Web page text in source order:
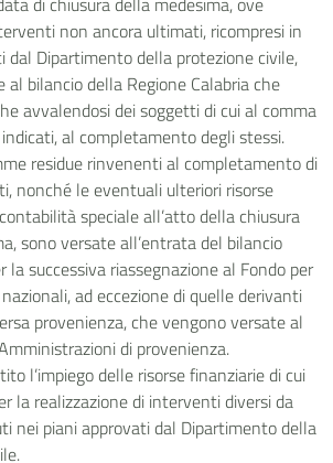
non ancora ultimati, ricompresi in
dal Dipartimento della protezione civile,
bilancio della Regione Calabria che
avvalendosi dei soggetti di cui al comma
al completamento degli stessi.
residue rinvenenti al completamento di
nonché le eventuali ulteriori risorse
speciale all’atto della chiusura
sono versate all’entrata del bilancio
la successiva riassegnazione al Fondo per
ad eccezione di quelle derivanti
provenienza, che vengono versate al
di provenienza.
l’impiego delle risorse finanziarie di cui
la realizzazione di interventi diversi da
nei piani approvati dal Dipartimento della